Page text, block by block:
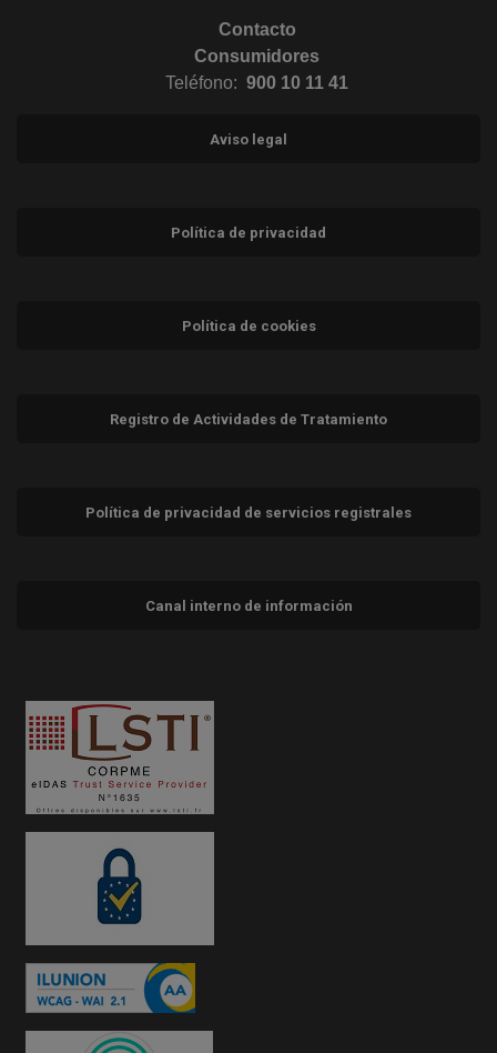
Contacto
Consumidores
Teléfono: 900 10 11 41
Aviso legal
Política de privacidad
Política de cookies
Registro de Actividades de Tratamiento
Política de privacidad de servicios registrales
Canal interno de información